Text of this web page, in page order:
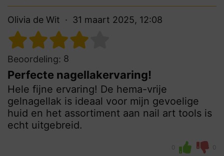
Olivia de Wit 31 maart 2025, 12:08
Beoordeling: 8
Perfecte nagellakervaring!
Hele fijne ervaring! De hema-vrije
gelnagellak is ideaal voor mijn gevoelige
huid en het assortiment aan nail art tools is
echt uitgebreid.
0 0